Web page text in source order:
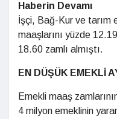
Haberin Devamı
İşçi, Bağ-Kur ve tarım
maaşlarını yüzde
18.60 zamlı almıştı.
EN DÜŞÜK EMEKLİ
Emekli maaş
4 milyon emeklinin